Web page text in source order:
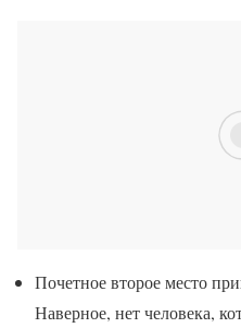
Почетное второе место
Наверное, нет человека,